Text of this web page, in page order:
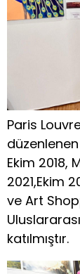
Paris
düzenlenen
Ekim 2018,
2021,Ekim
ve Art
katılmıştır.